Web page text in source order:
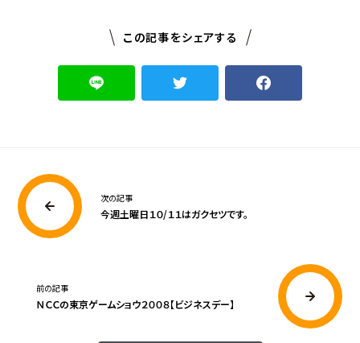
この記事をシェアする
次の記事
今週土曜日１０/１１はガクセツです。
前の記事
ＮＣＣの東京ゲームショウ２００８【ビジネスデー】